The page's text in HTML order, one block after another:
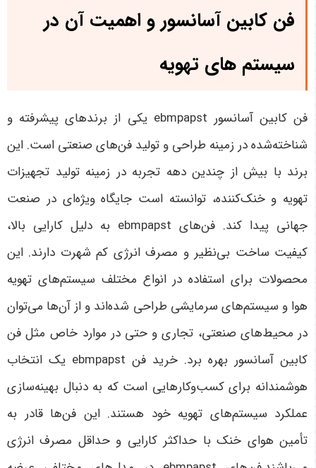
فن کابین آسانسورو اهمیت آن در
سیستم های تهویه
فن کابین آسانسور
ebmpapst یکی از برندهای پیشرفته و
شناخته‌شده در زمینه طراحی و تولید فن‌های صنعتی است. این
برند با بیش از چندین دهه تجربه در زمینه تولید تجهیزات
تهویه و خنک‌کننده، توانسته است جایگاه ویژه‌ای در صنعت
جهانی پیدا کند. فن‌های ebmpapst به دلیل کارایی بالا،
کیفیت ساخت بی‌نظیر و مصرف انرژی کم شهرت دارند. این
محصولات برای استفاده در انواع مختلف سیستم‌های تهویه
هوا و سیستم‌های سرمایشی طراحی شده‌اند و از آن‌ها می‌توان
در محیط‌های صنعتی، تجاری و حتی در موارد خاص مثل فن
کابین آسانسور بهره برد. خرید فن ebmpapst یک انتخاب
هوشمندانه برای کسب‌وکارهایی است که به دنبال بهینه‌سازی
عملکرد سیستم‌های تهویه خود هستند. این فن‌ها قادر به
تأمین هوای خنک با حداکثر کارایی و حداقل مصرف انرژی